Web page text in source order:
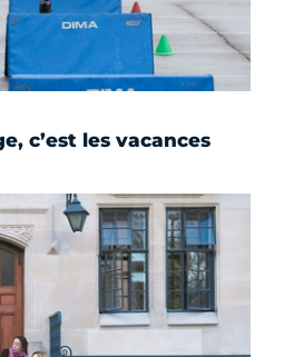
c’est les vacances